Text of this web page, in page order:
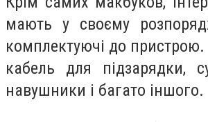
мають у своєму
комплектуючi до
кабель для підзарядки,
навушники і багато іншого.